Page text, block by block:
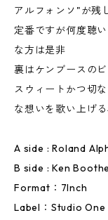
アルフォンソ"が残
定番ですが何度聴
な方は是非
裏はケンブースの
スウィートかつ切
な想いを歌い上げ
A side : Roland
B side : Ken
Format：7Inch
Label：Studio One